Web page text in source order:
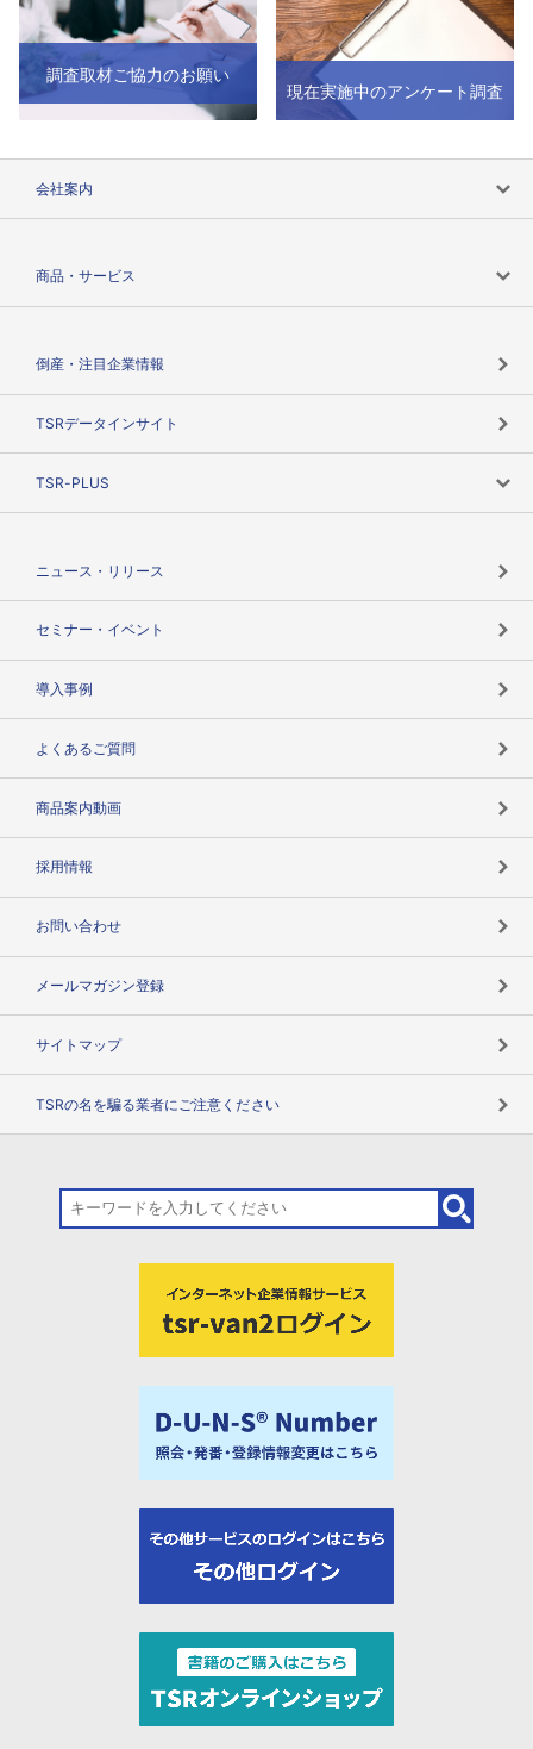
調査取材ご協力のお願い
現在実施中のアンケート調査
会社案内
商品・サービス
倒産・注目企業情報
TSRデータインサイト
TSR-PLUS
ニュース・リリース
セミナー・イベント
導入事例
よくあるご質問
商品案内動画
採用情報
お問い合わせ
メールマガジン登録
サイトマップ
TSRの名を騙る業者にご注意ください